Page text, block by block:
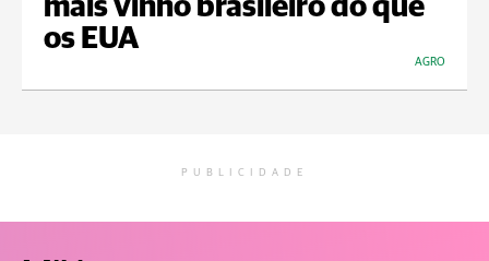
mais vinho brasileiro do que
os EUA
AGRO
PUBLICIDADE